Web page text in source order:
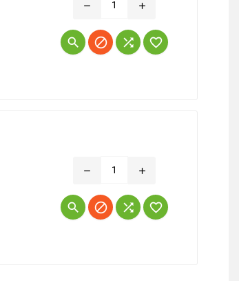
remove add
   
remove add
   